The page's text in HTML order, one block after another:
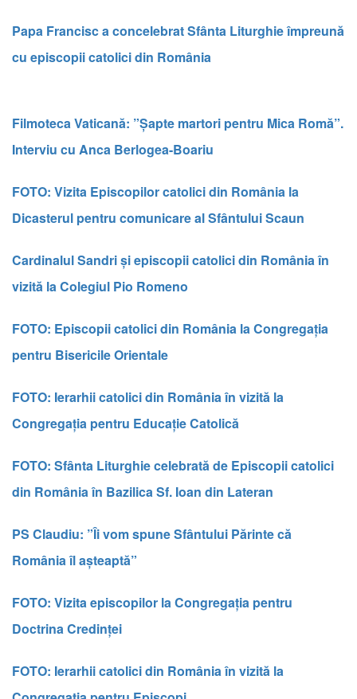
Papa Francisc a concelebrat Sfânta Liturghie împreună
cu episcopii catolici din România
Filmoteca Vaticană: ”Șapte martori pentru Mica Romă”.
Interviu cu Anca Berlogea-Boariu
FOTO: Vizita Episcopilor catolici din România la
Dicasterul pentru comunicare al Sfântului Scaun
Cardinalul Sandri și episcopii catolici din România în
vizită la Colegiul Pio Romeno
FOTO: Episcopii catolici din România la Congregația
pentru Bisericile Orientale
FOTO: Ierarhii catolici din România în vizită la
Congregația pentru Educație Catolică
FOTO: Sfânta Liturghie celebrată de Episcopii catolici
din România în Bazilica Sf. Ioan din Lateran
PS Claudiu: ”Îi vom spune Sfântului Părinte că
România îl așteaptă”
FOTO: Vizita episcopilor la Congregația pentru
Doctrina Credinței
FOTO: Ierarhii catolici din România în vizită la